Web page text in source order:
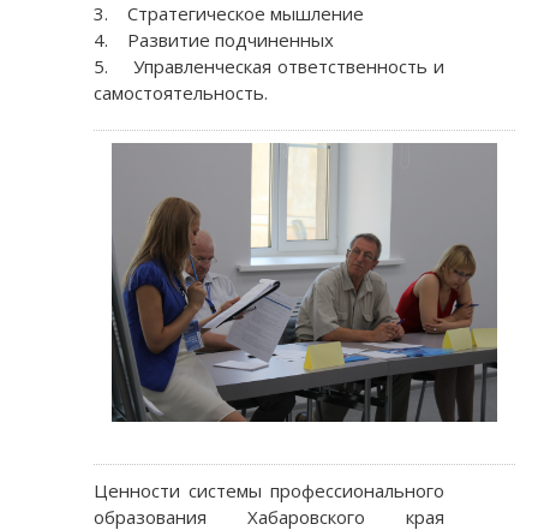
3. Стратегическое мышление
4. Развитие подчиненных
5. Управленческая ответственность и
самостоятельность.
Ценности системы профессионального
образования Хабаровского края